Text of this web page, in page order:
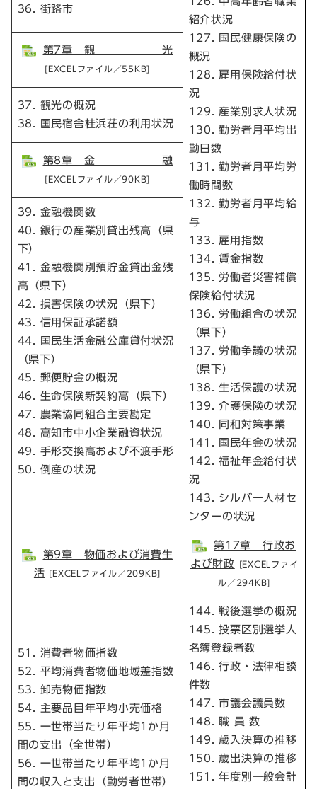
36. 街路市
紹介状況
127. 国民健康保険の
概況
128. 雇用保険給付状
況
129. 産業別求人状況
130. 勤労者月平均出
勤日数
131. 勤労者月平均労
働時間数
132. 勤労者月平均給
与
133. 雇用指数
134. 賃金指数
135. 労働者災害補償
保険給付状況
136. 労働組合の状況
（県下）
137. 労働争議の状況
（県下）
138. 生活保護の状況
139. 介護保険の状況
140. 同和対策事業
141. 国民年金の状況
142. 福祉年金給付状
況
143. シルバー人材セ
ンターの状況
第7章 観 光
[EXCELファイル／55KB]
37. 観光の概況
38. 国民宿舎桂浜荘の利用状況
第8章 金 融
[EXCELファイル／90KB]
39. 金融機関数
40. 銀行の産業別貸出残高（県
下）
41. 金融機関別預貯金貸出金残
高（県下）
42. 損害保険の状況（県下）
43. 信用保証承諾額
44. 国民生活金融公庫貸付状況
（県下）
45. 郵便貯金の概況
46. 生命保険新契約高（県下）
47. 農業協同組合主要勘定
48. 高知市中小企業融資状況
49. 手形交換高および不渡手形
50. 倒産の状況
第9章 物価および消費生
活 [EXCELファイル／209KB]
第17章 行政お
よび財政
[EXCELファイ
ル／294KB]
51. 消費者物価指数
52. 平均消費者物価地域差指数
53. 卸売物価指数
54. 主要品目年平均小売価格
55. 一世帯当たり年平均1か月
間の支出（全世帯）
56. 一世帯当たり年平均1か月
間の収入と支出（勤労者世帯）
144. 戦後選挙の概況
145. 投票区別選挙人
名簿登録者数
146. 行政・法律相談
件数
147. 市議会議員数
148. 職 員 数
149. 歳入決算の推移
150. 歳出決算の推移
151. 年度別一般会計